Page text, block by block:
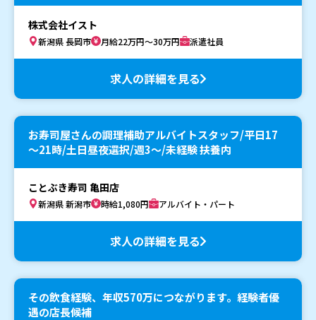
株式会社イスト
新潟県 長岡市 月給22万円～30万円 派遣社員
求人の詳細を見る
お寿司屋さんの調理補助アルバイトスタッフ/平日17
～21時/土日昼夜選択/週3～/未経験 扶養内
ことぶき寿司 亀田店
新潟県 新潟市 時給1,080円 アルバイト・パート
求人の詳細を見る
その飲食経験、年収570万につながります。経験者優
遇の店長候補